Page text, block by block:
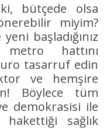
bütçede olsa
miyim?
başladığınız
metro hattını
tasarruf edin
ve hemşire
Böylece tüm
demokrasisi ile
sağlık